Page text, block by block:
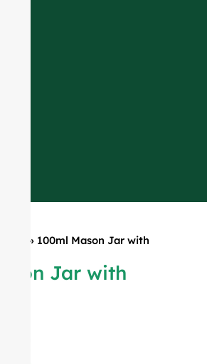
» 100ml Mason Jar with
Jar with